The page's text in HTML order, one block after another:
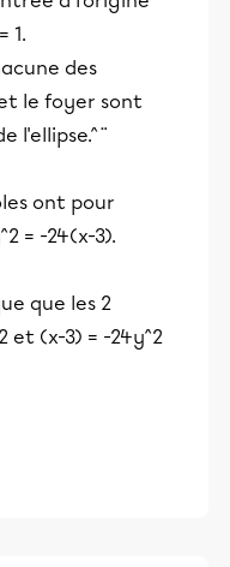
1.
des
le foyer sont
l'ellipse.^¨
ont pour
= -24(x-3).
que les 2
et (x-3) = -24y^2